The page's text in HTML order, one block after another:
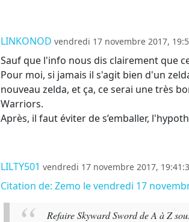
LINKONOD vendredi 17 novembre 2017,
Sauf que l'info nous dis clairement que
Pour moi, si jamais il s'agit bien d'un
nouveau zelda, et ça, ce serai une très
Warriors.
Après, il faut éviter de s’emballer,
LILTY501 vendredi 17 novembre 2017,
Citation de: Zemo le vendredi 17
Refaire Skyward Sword de A à Z